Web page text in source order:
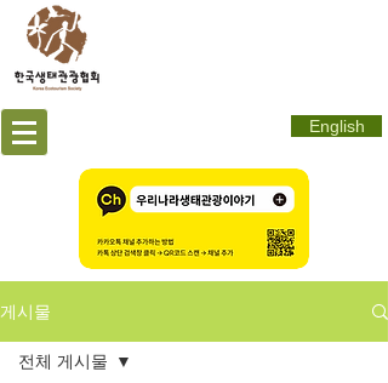
English
게시물
전체 게시물